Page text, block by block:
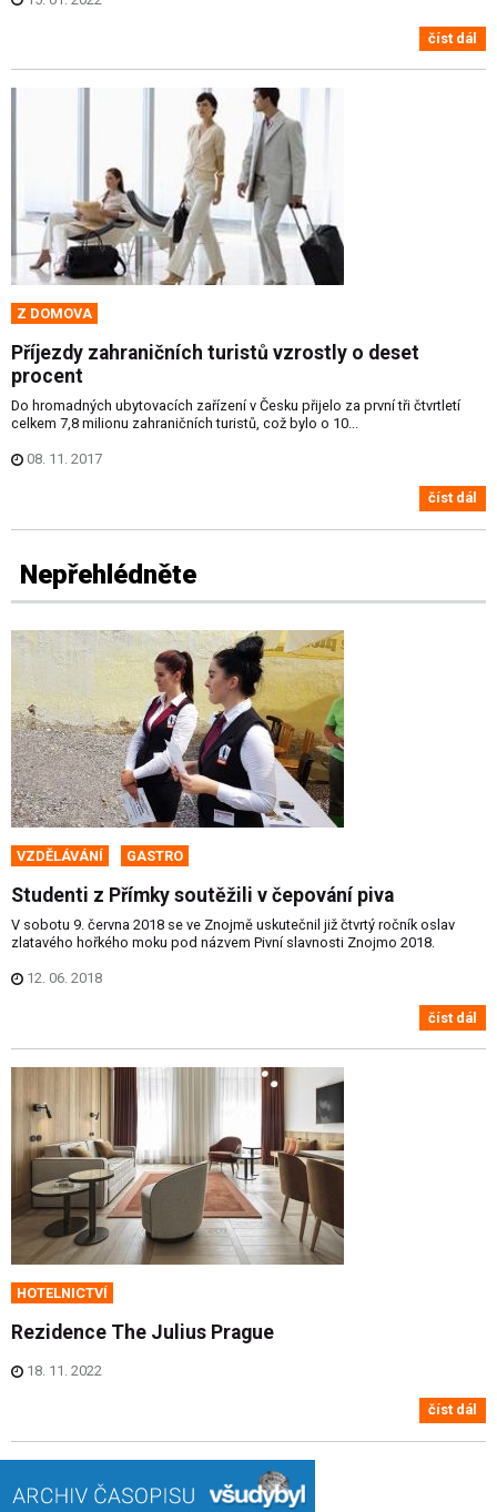
číst dál
Z DOMOVA
Příjezdy zahraničních turistů vzrostly o deset
procent
Do hromadných ubytovacích zařízení v Česku přijelo za první tři čtvrtletí
celkem 7,8 milionu zahraničních turistů, což bylo o 10...
08. 11. 2017
číst dál
Nepřehlédněte
VZDĚLÁVÁNÍ GASTRO
Studenti z Přímky soutěžili v čepování piva
V sobotu 9. června 2018 se ve Znojmě uskutečnil již čtvrtý ročník oslav
zlatavého hořkého moku pod názvem Pivní slavnosti Znojmo 2018.
12. 06. 2018
číst dál
HOTELNICTVÍ
Rezidence The Julius Prague
18. 11. 2022
číst dál